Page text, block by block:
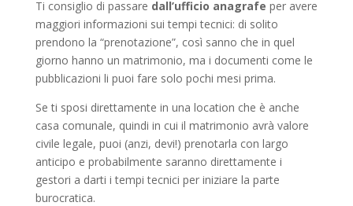
Ti consiglio di passare dall’ufficio anagrafe per avere
maggiori informazioni sui tempi tecnici: di solito
prendono la “prenotazione”, così sanno che in quel
giorno hanno un matrimonio, ma i documenti come le
pubblicazioni li puoi fare solo pochi mesi prima.
Se ti sposi direttamente in una location che è anche
casa comunale, quindi in cui il matrimonio avrà valore
civile legale, puoi (anzi, devi!) prenotarla con largo
anticipo e probabilmente saranno direttamente i
gestori a darti i tempi tecnici per iniziare la parte
burocratica.